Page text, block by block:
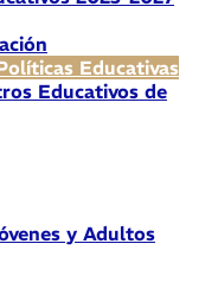
Educativas
Educativos de
y Adultos